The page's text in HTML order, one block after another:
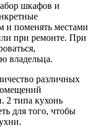
шкафов и
и поменять местами
при ремонте. При
владельца.
различных
2 типа кухонь
для того, чтобы